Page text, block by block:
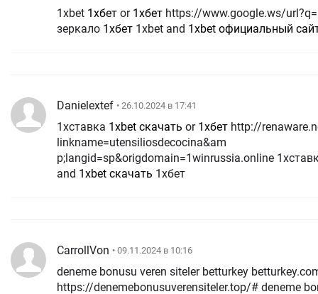
1xbet 1хбет or 1хбет
зеркало 1хбет 1xbet and 1xbet официальный
Danielextef • 26.10.2024 в 17:41
1хставка 1xbet скачать or 1хбет
linkname=utensiliosdecocina&am
p;langid=sp&origdomain=1winrussia.online
and 1xbet скачать 1хбет
CarrollVon • 09.11.2024 в 10:16
deneme bonusu veren siteler betturkey
https://denemebonusuverensiteler.top/# deneme